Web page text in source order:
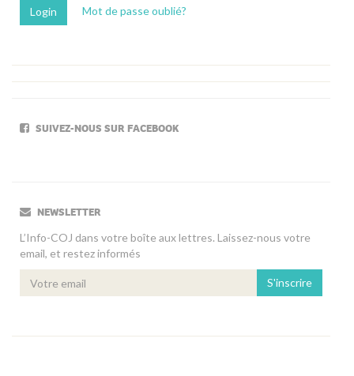
Mot de passe oublié?
SUIVEZ-NOUS SUR FACEBOOK
NEWSLETTER
L’Info-COJ dans votre boîte aux lettres. Laissez-nous votre
email, et restez informés
S'inscrire